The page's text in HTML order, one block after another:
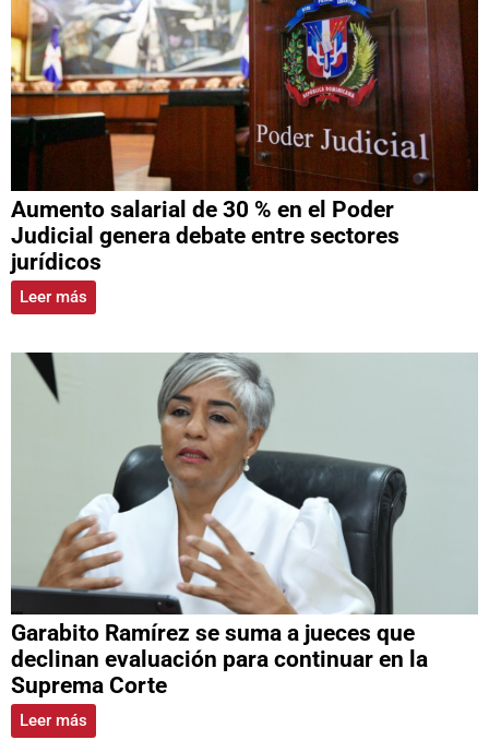
Aumento salarial de 30 % en el Poder
Judicial genera debate entre sectores
jurídicos
Leer más
Garabito Ramírez se suma a jueces que
declinan evaluación para continuar en la
Suprema Corte
Leer más